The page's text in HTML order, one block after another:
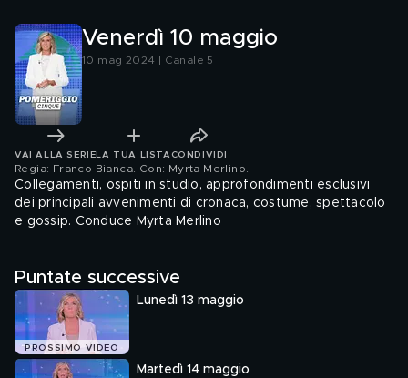
Venerdì 10 maggio
10 mag 2024 | Canale 5
VAI ALLA SERIE LA TUA LISTA CONDIVIDI
Regia: Franco Bianca. Con: Myrta Merlino
Collegamenti, ospiti in studio, approfondimenti esclusivi
dei principali avvenimenti di cronaca, costume, spettacolo
e gossip. Conduce Myrta Merlino
Puntate successive
PROSSIMO VIDEO
Lunedì 13 maggio
Martedì 14 maggio